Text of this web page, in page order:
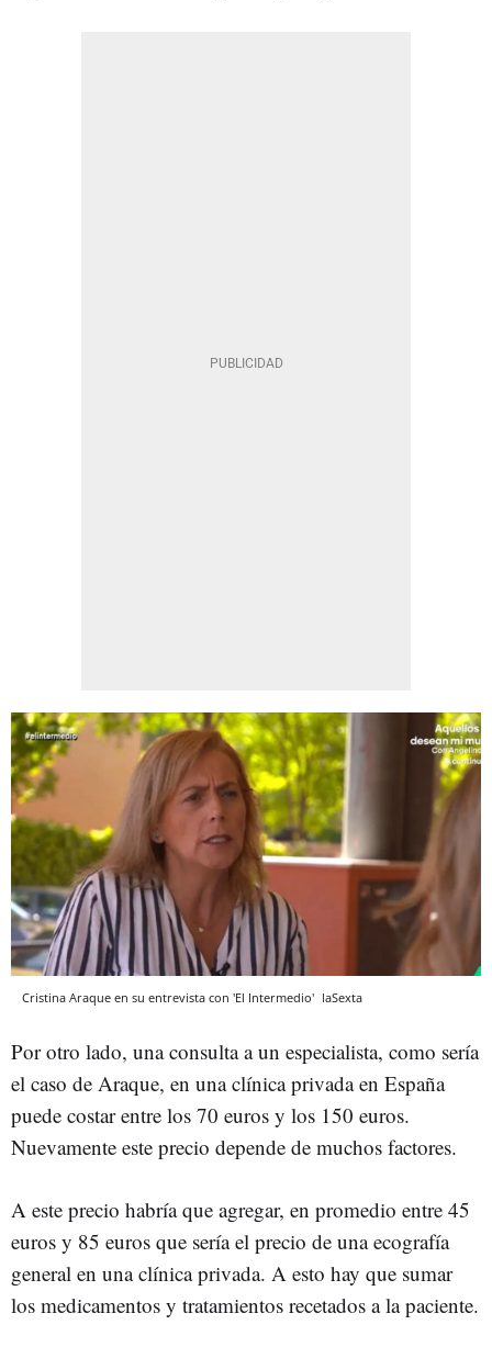
Cristina Araque en su entrevista con 'El Intermedio' laSexta
Por otro lado, una consulta a un especialista, como sería
el caso de Araque, en una clínica privada en España
puede costar entre los 70 euros y los 150 euros.
Nuevamente este precio depende de muchos factores.
A este precio habría que agregar, en promedio entre 45
euros y 85 euros que sería el precio de una ecografía
general en una clínica privada. A esto hay que sumar
los medicamentos y tratamientos recetados a la paciente.